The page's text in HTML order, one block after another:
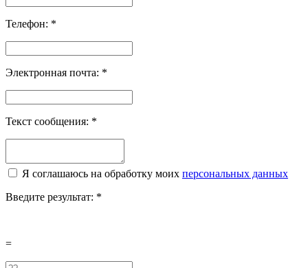
Телефон: *
Электронная почта: *
Текст сообщения: *
Я соглашаюсь на обработку моих персональных данных
Введите результат: *
=